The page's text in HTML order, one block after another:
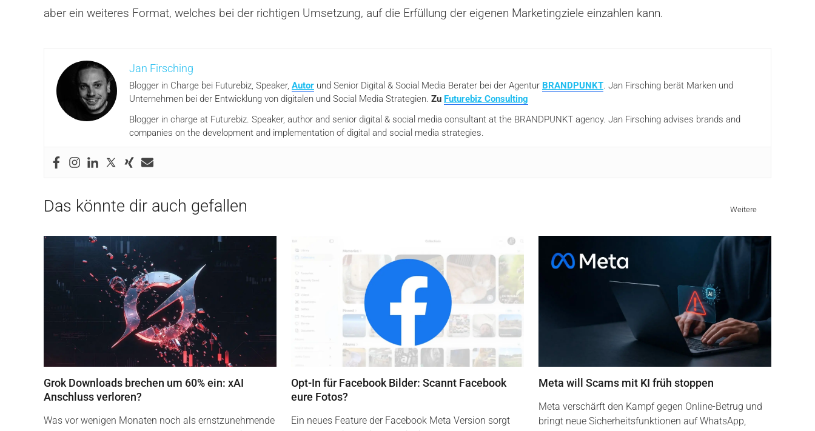
aber ein weiteres Format, welches bei der richtigen Umsetzung, auf die Erfüllung der eigenen Marketingziele einzahlen kann.
Jan Firsching
Blogger in Charge bei Futurebiz, Speaker, Autor und Senior Digital & Social Media Berater bei der Agentur BRANDPUNKT. Jan Firsching berät Marken und
Unternehmen bei der Entwicklung von digitalen und Social Media Strategien. Zu Futurebiz Consulting
Blogger in charge at Futurebiz. Speaker, author and senior digital & social media consultant at the BRANDPUNKT agency. Jan Firsching advises brands and
companies on the development and implementation of digital and social media strategies.
Das könnte dir auch gefallen Weitere
Grok Downloads brechen um 60% ein: xAI
Anschluss verloren?
Was vor wenigen Monaten noch als ernstzunehmende
Opt-In für Facebook Bilder: Scannt Facebook
eure Fotos?
Ein neues Feature der Facebook Meta Version sorgt
Meta will Scams mit KI früh stoppen
Meta verschärft den Kampf gegen Online-Betrug und
bringt neue Sicherheitsfunktionen auf WhatsApp,